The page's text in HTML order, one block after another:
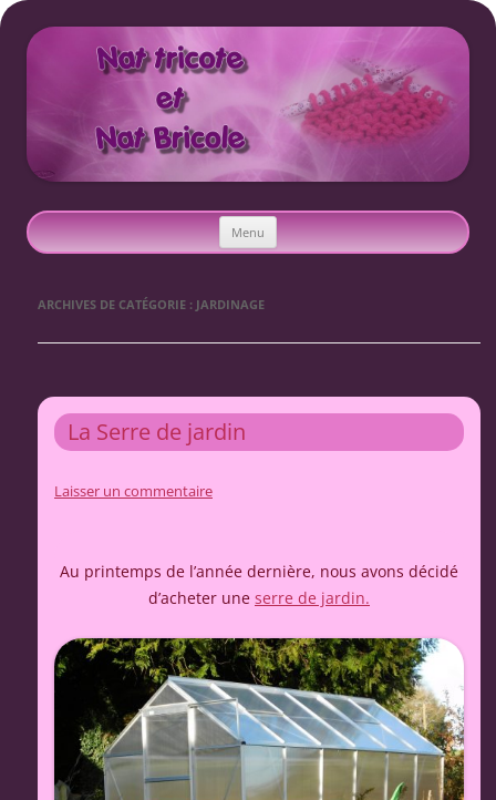
Menu Aller
au
contenu
ARCHIVES DE CATÉGORIE : JARDINAGE
La Serre de jardin
Laisser un commentaire
Au printemps de l’année dernière, nous avons décidé
d’acheter une serre de jardin.